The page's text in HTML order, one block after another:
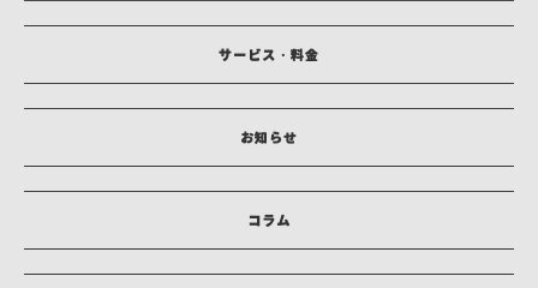
サービス・料金
お知らせ
コラム